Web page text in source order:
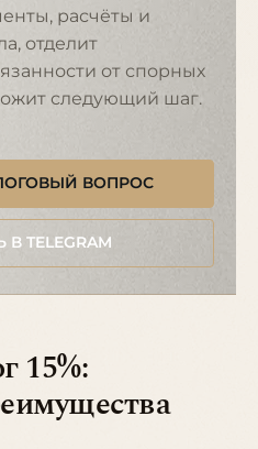
расчёты и
отделит
от спорных
следующий шаг.
ВОПРОС
TELEGRAM
15%: